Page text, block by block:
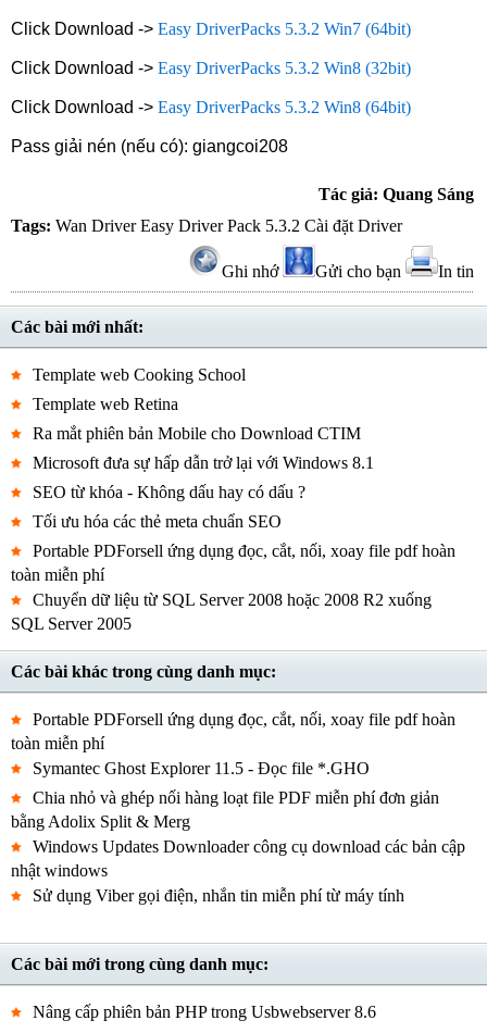
Click Download -> Easy DriverPacks 5.3.2 Win7 (64bit)
Click Download -> Easy DriverPacks 5.3.2 Win8 (32bit)
Click Download -> Easy DriverPacks 5.3.2 Win8 (64bit)
Pass giải nén (nếu có): giangcoi208
Tác giả: Quang Sáng
Tags: Wan Driver Easy Driver Pack 5.3.2 Cài đặt Driver
Ghi nhớ Gửi cho bạn In tin
Các bài mới nhất:
Template web Cooking School
Template web Retina
Ra mắt phiên bản Mobile cho Download CTIM
Microsoft đưa sự hấp dẫn trở lại với Windows 8.1
SEO từ khóa - Không dấu hay có dấu ?
Tối ưu hóa các thẻ meta chuẩn SEO
Portable PDForsell ứng dụng đọc, cắt, nối, xoay file pdf hoàn
toàn miễn phí
Chuyển dữ liệu từ SQL Server 2008 hoặc 2008 R2 xuống
SQL Server 2005
Các bài khác trong cùng danh mục:
Portable PDForsell ứng dụng đọc, cắt, nối, xoay file pdf hoàn
toàn miễn phí
Symantec Ghost Explorer 11.5 - Đọc file *.GHO
Chia nhỏ và ghép nối hàng loạt file PDF miễn phí đơn giản
bằng Adolix Split & Merg
Windows Updates Downloader công cụ download các bản cập
nhật windows
Sử dụng Viber gọi điện, nhắn tin miễn phí từ máy tính
Các bài mới trong cùng danh mục:
Nâng cấp phiên bản PHP trong Usbwebserver 8.6